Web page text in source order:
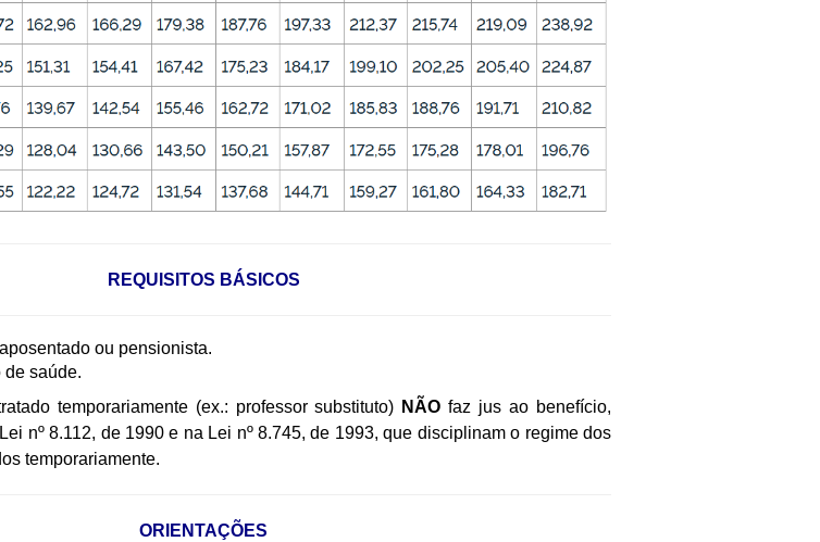
REQUISITOS BÁSICOS
ou pensionista.
de saúde.
temporariamente (ex.: professor substituto) NÃOfaz jus ao benefício,
nº 8.112, de 1990 e na Lei nº 8.745, de 1993, que disciplinam o regime dos
temporariamente.
ORIENTAÇÕES